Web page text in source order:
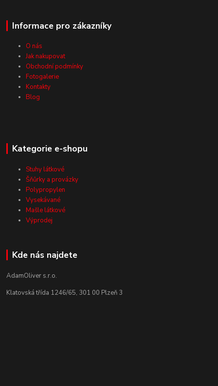
Informace pro zákazníky
O nás
Jak nakupovat
Obchodní podmínky
Fotogalerie
Kontakty
Blog
Kategorie e-shopu
Stuhy látkové
Šňůrky a provázky
Polypropylen
Vysekávané
Mašle látkové
Výprodej
Kde nás najdete
AdamOliver s.r.o.
Klatovská třída 1246/65, 301 00 Plzeň 3